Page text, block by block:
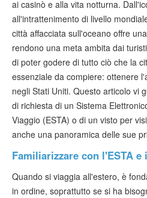
ai casinò e alla vita notturna.
all'intrattenimento di livello
città affacciata sull'oceano offre
rendono una meta ambita dai
di poter godere di tutto ciò che la
essenziale da compiere: ottenere
negli Stati Uniti. Questo articolo vi
di richiesta di un Sistema
Viaggio (ESTA) o di un visto per
anche una panoramica delle sue
Familiarizzare con l'ESTA
Quando si viaggia all'estero, è
in ordine, soprattutto se si ha